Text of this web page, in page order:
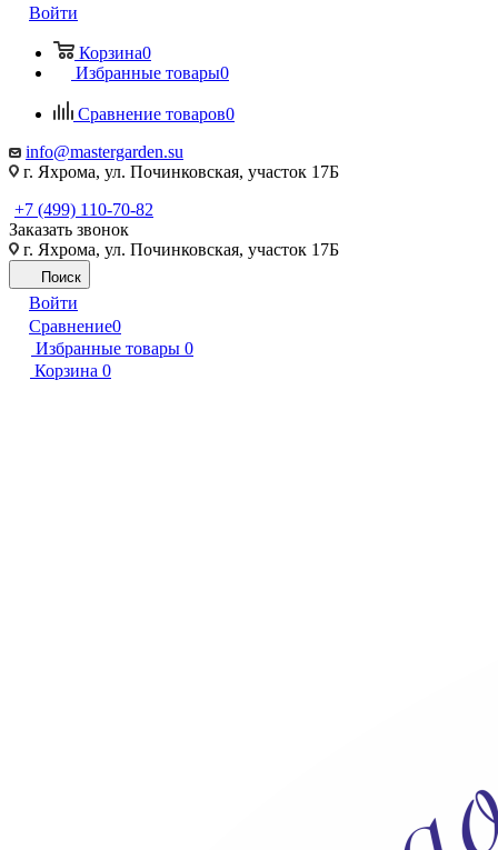
Войти
Корзина0
Избранные товары0
Сравнение товаров0
info@mastergarden.su
г. Яхрома, ул. Починковская, участок 17Б
+7 (499) 110-70-82
Заказать звонок
г. Яхрома, ул. Починковская, участок 17Б
Поиск
Войти
Сравнение0
Избранные товары 0
Корзина 0